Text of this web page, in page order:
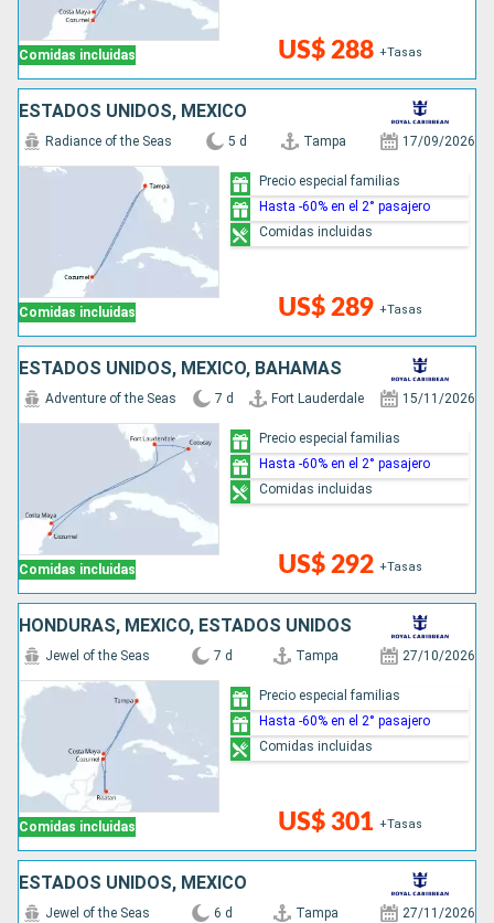
Comidas incluidas US$ 288 +Tasas
ESTADOS UNIDOS, MÉXICO
Comidas incluidas
Radiance of the Seas 5 d Tampa 17/09/2026
US$ 289 +Tasas
Precio especial familias
Hasta -60% en el 2° pasajero
Comidas incluidas
ESTADOS UNIDOS, MÉXICO, BAHAMAS
Comidas incluidas
Adventure of the Seas 7 d Fort Lauderdale 15/11/2026
US$ 292 +Tasas
Precio especial familias
Hasta -60% en el 2° pasajero
Comidas incluidas
HONDURAS, MÉXICO, ESTADOS UNIDOS
Comidas incluidas
Jewel of the Seas 7 d Tampa 27/10/2026
US$ 301 +Tasas
Precio especial familias
Hasta -60% en el 2° pasajero
Comidas incluidas
ESTADOS UNIDOS, MÉXICO
Jewel of the Seas 6 d Tampa 27/11/2026